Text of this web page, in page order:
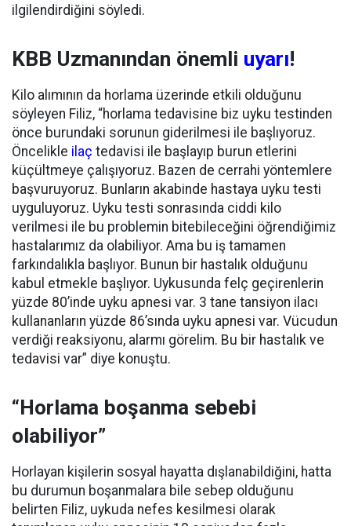
ilgilendirdiğini söyledi.
KBB Uzmanından önemli uyarı!
Kilo alımının da horlama üzerinde etkili olduğunu
söyleyen Filiz, “horlama tedavisine biz uyku testinden
önce burundaki sorunun giderilmesi ile başlıyoruz.
Öncelikle ilaç tedavisi ile başlayıp burun etlerini
küçültmeye çalışıyoruz. Bazen de cerrahi yöntemlere
başvuruyoruz. Bunların akabinde hastaya uyku testi
uyguluyoruz. Uyku testi sonrasında ciddi kilo
verilmesi ile bu problemin bitebileceğini öğrendiğimiz
hastalarımız da olabiliyor. Ama bu iş tamamen
farkındalıkla başlıyor. Bunun bir hastalık olduğunu
kabul etmekle başlıyor. Uykusunda felç geçirenlerin
yüzde 80’inde uyku apnesi var. 3 tane tansiyon ilacı
kullananların yüzde 86’sında uyku apnesi var. Vücudun
verdiği reaksiyonu, alarmı görelim. Bu bir hastalık ve
tedavisi var” diye konuştu.
“Horlama boşanma sebebi
olabiliyor”
Horlayan kişilerin sosyal hayatta dışlanabildiğini, hatta
bu durumun boşanmalara bile sebep olduğunu
belirten Filiz, uykuda nefes kesilmesi olarak